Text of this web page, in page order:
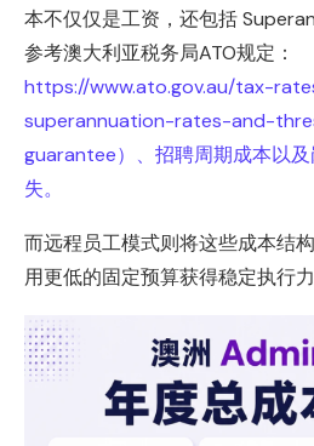
本不仅仅是工资，还包括
参考澳大利亚税务局ATO规定：
https://www.ato.gov.au/tax-
superannuation-rates-and-
guarantee）、招聘周期成本以
失。
而远程员工模式则将这些成本结
用更低的固定预算获得稳定执行力